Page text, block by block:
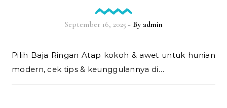
September 16, 2025 - By admin
Pilih Baja Ringan Atap kokoh & awet untuk hunian
modern, cek tips & keunggulannya di…